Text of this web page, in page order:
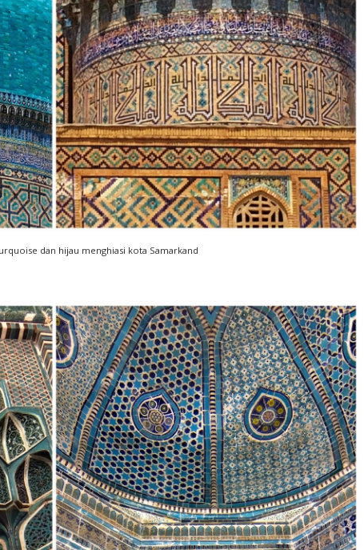
dan hijau menghiasi kota Samarkand